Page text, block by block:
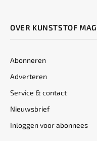
OVER KUNSTSTOF
Abonneren
Adverteren
Service & contact
Nieuwsbrief
Inloggen voor abonnees